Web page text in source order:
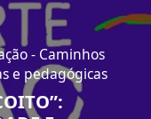
- Caminhos
e pedagógicas